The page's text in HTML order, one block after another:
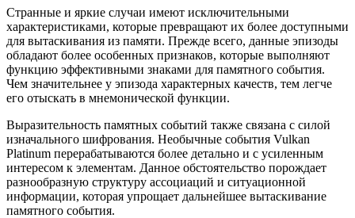
Странные и яркие случаи имеют исключительными
характеристиками, которые превращают их более доступными
для вытаскивания из памяти. Прежде всего, данные эпизоды
обладают более особенных признаков, которые выполняют
функцию эффективными знаками для памятного события.
Чем значительнее у эпизода характерных качеств, тем легче
его отыскать в мнемонической функции.
Выразительность памятных событий также связана с силой
изначального шифрования. Необычные события Vulkan
Platinum перерабатываются более детально и с усиленным
интересом к элементам. Данное обстоятельство порождает
разнообразную структуру ассоциаций и ситуационной
информации, которая упрощает дальнейшее вытаскивание
памятного события.